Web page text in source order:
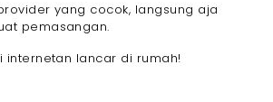
yang cocok, langsung aja
pemasangan.
internetan lancar di rumah!